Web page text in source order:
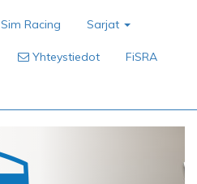
Sim Racing Sarjat
Yhteystiedot FiSRA